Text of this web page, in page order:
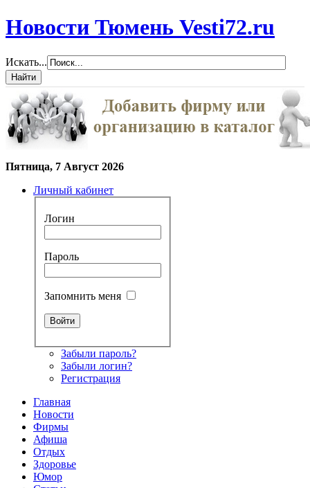
Новости Тюмень Vesti72.ru
Искать...
Пятница, 7 Август 2026
Личный кабинет
Логин
Пароль
Запомнить меня
Забыли пароль?
Забыли логин?
Регистрация
Главная
Новости
Фирмы
Афиша
Отдых
Здоровье
Юмор